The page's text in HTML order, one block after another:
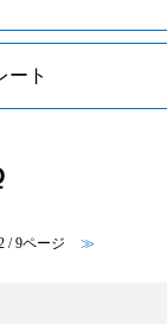
ト
/ 9ページ ≫